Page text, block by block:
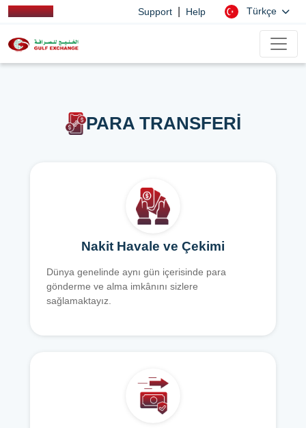
Support Help Türkçe
PARA TRANSFERİ
Nakit Havale ve Çekimi
Dünya genelinde aynı gün içerisinde para
gönderme ve alma imkânını sizlere
sağlamaktayız.